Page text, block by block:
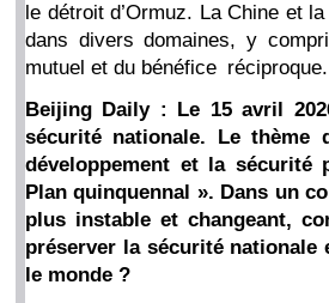
le détroit d’Ormuz. La Chine et
dans divers domaines, y
mutuel et du bénéfice réciproque.
Beijing Daily : Le 15 avril
sécurité nationale. Le
développement et la sécurité
Plan quinquennal ». Dans un
plus instable et changeant,
préserver la sécurité
le monde ?